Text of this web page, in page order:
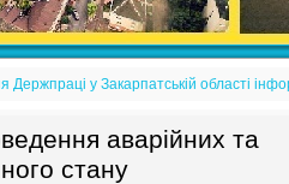
Держпраці у Закарпатській області
аварійних та
стану